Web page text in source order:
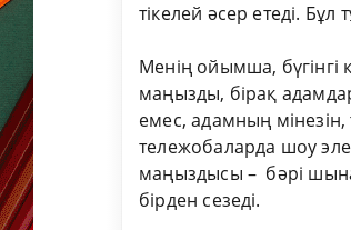
тікелей әсер етеді.
Менің ойымша, бүгінгі
маңызды, бірақ
емес, адамның мінезін,
тележобаларда шоу
маңыздысы – бәрі
бірден сезеді.